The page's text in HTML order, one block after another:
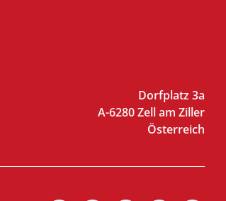
Dorfplatz 3a
A-6280 Zell am Ziller
Österreich